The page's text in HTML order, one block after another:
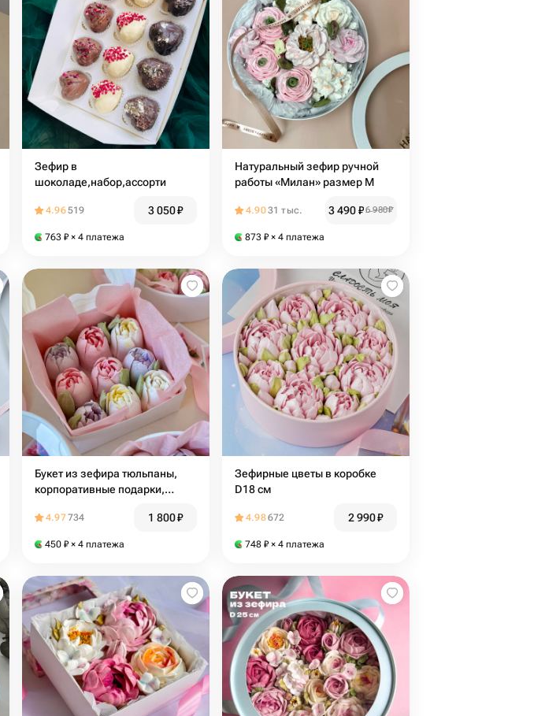
Зефир в
шоколаде,набор,ассорти
4.96519 3 050₽
763 ₽ × 4 платежа
Натуральный зефир ручной
работы «Милан» размер М
4.9031 тыс. 3 490₽6 980₽
873 ₽ × 4 платежа
Букет из зефира тюльпаны,
корпоративные подарки,
4.97734 1 800₽
450 ₽ × 4 платежа
Зефирные цветы в коробке
D18 см
4.98672 2 990₽
748 ₽ × 4 платежа